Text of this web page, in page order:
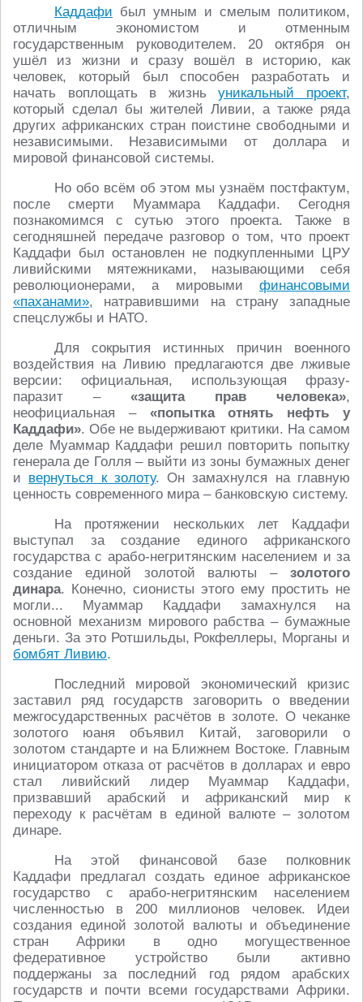
Каддафи был умным и смелым политиком,
отличным экономистом и отменным
государственным руководителем. 20 октября он
ушёл из жизни и сразу вошёл в историю, как
человек, который был способен разработать и
начать воплощать в жизньуникальный проект,
который сделал бы жителей Ливии, а также ряда
других африканских стран поистине свободными и
независимыми. Независимыми от доллара и
мировой финансовой системы.
Но обо всём об этом мы узнаём постфактум,
после смерти Муаммара Каддафи. Сегодня
познакомимся с сутью этого проекта. Также в
сегодняшней передаче разговор о том, что проект
Каддафи был остановлен не подкупленными ЦРУ
ливийскими мятежниками, называющими себя
революционерами, а мировыми финансовыми
«паханами», натравившими на страну западные
спецслужбы и НАТО.
Для сокрытия истинных причин военного
воздействия на Ливию предлагаются две лживые
версии: официальная, использующая фразу-
паразит – «защита прав человека»,
неофициальная – «попытка отнять нефть у
Каддафи». Обе не выдерживают критики. На самом
деле Муаммар Каддафи решил повторить попытку
генерала де Голля – выйти из зоны бумажных денег
и вернуться к золоту. Он замахнулся на главную
ценность современного мира – банковскую систему.
На протяжении нескольких лет Каддафи
выступал за создание единого африканского
государства с арабо-негритянским населением и за
создание единой золотой валюты – золотого
динара. Конечно, сионисты этого ему простить не
могли... Муаммар Каддафи замахнулся на
основной механизм мирового рабства – бумажные
деньги. За это Ротшильды, Рокфеллеры, Морганы и
бомбят Ливию.
Последний мировой экономический кризис
заставил ряд государств заговорить о введении
межгосударственных расчётов в золоте. О чеканке
золотого юаня объявил Китай, заговорили о
золотом стандарте и на Ближнем Востоке. Главным
инициатором отказа от расчётов в долларах и евро
стал ливийский лидер Муаммар Каддафи,
призвавший арабский и африканский мир к
переходу к расчётам в единой валюте – золотом
динаре.
На этой финансовой базе полковник
Каддафи предлагал создать единое африканское
государство с арабо-негритянским населением
численностью в 200 миллионов человек. Идеи
создания единой золотой валюты и объединение
стран Африки в одно могущественное
федеративное устройство были активно
поддержаны за последний год рядом арабских
государств и почти всеми государствами Африки.